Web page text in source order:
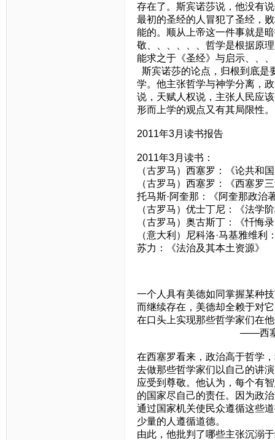
存在了。斯宾诺莎说，他没有
最初的圣经的人冒犯了圣经，
能的。顺从上帝这一件事就是
敬、、、、、、哲学是根据原
能求之于《圣经》与启示、、
斯宾诺莎的论点，归根到底是
学。他主张哲学与神学分离，
说，天赋人权说，主张人民应
形而上学的观点又有其局限性。
2011年3月读书报告
2011年3月读书：
（古罗马）西塞罗：《论共和
（古罗马）西塞罗：《西塞罗
托马斯·阿奎那：《阿奎那政治
（古罗马）优士丁尼：《法学
（古罗马）奥古斯丁：《忏悔
（意大利）尼科洛·马基雅维利
苏力：《法治及其本土资源》
一个人具有美德如同掌握某种
而继续存在，美德却全赖于对
在口头上实现那些哲学家
——西塞罗《论
在西塞罗看来，政治高于哲学
去做那些哲学家们以自己的讲
应受到尊敬。他认为，每个有
的国家尽自己的责任。因为政
通过国家机关使民众遵循这些
少量的人遵循道德。
由此，他批判了哪些主张沉溺